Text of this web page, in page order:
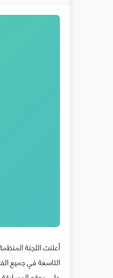
أعلنت اللجنة
التاسعة في جميع